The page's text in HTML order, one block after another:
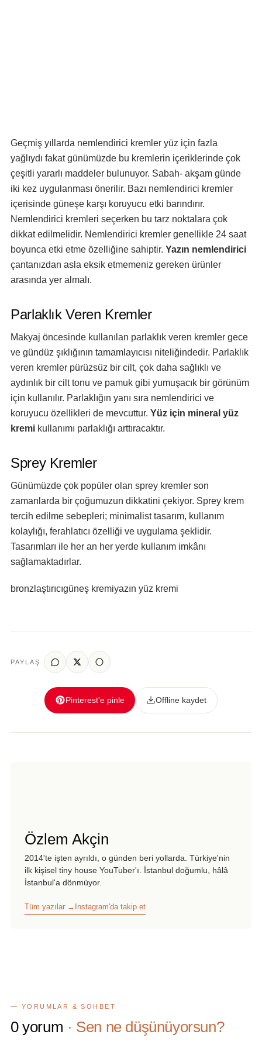
Geçmiş yıllarda nemlendirici kremler yüz için fazla
yağlıydı fakat günümüzde bu kremlerin içeriklerinde çok
çeşitli yararlı maddeler bulunuyor. Sabah- akşam günde
iki kez uygulanması önerilir. Bazı nemlendirici kremler
içerisinde güneşe karşı koruyucu etki barındırır.
Nemlendirici kremleri seçerken bu tarz noktalara çok
dikkat edilmelidir. Nemlendirici kremler genellikle 24 saat
boyunca etki etme özelliğine sahiptir. Yazın nemlendirici
çantanızdan asla eksik etmemeniz gereken ürünler
arasında yer almalı.
Parlaklık Veren Kremler
Makyaj öncesinde kullanılan parlaklık veren kremler gece
ve gündüz şıklığının tamamlayıcısı niteliğindedir. Parlaklık
veren kremler pürüzsüz bir cilt, çok daha sağlıklı ve
aydınlık bir cilt tonu ve pamuk gibi yumuşacık bir görünüm
için kullanılır. Parlaklığın yanı sıra nemlendirici ve
koruyucu özellikleri de mevcuttur. Yüz için mineral yüz
kremi kullanımı parlaklığı arttıracaktır.
Sprey Kremler
Günümüzde çok popüler olan sprey kremler son
zamanlarda bir çoğumuzun dikkatini çekiyor. Sprey krem
tercih edilme sebepleri; minimalist tasarım, kullanım
kolaylığı, ferahlatıcı özelliği ve uygulama şeklidir.
Tasarımları ile her an her yerde kullanım imkânı
sağlamaktadırlar.
bronzlaştırıcıgüneş kremiyazın yüz kremi
PAYLAŞ
Pinterest'e pinle Offline kaydet
Özlem Akçin
2014'te işten ayrıldı, o günden beri yollarda. Türkiye'nin
ilk kişisel tiny house YouTuber'ı. İstanbul doğumlu, hâlâ
İstanbul'a dönmüyor.
Tüm yazılar → Instagram'da takip et
— YORUMLAR & SOHBET
0yorum · Sen ne düşünüyorsun?